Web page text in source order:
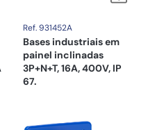
Ref. 931452A
Bases industriais em
painel inclinadas
3P+N+T, 16A, 400V, IP
67.